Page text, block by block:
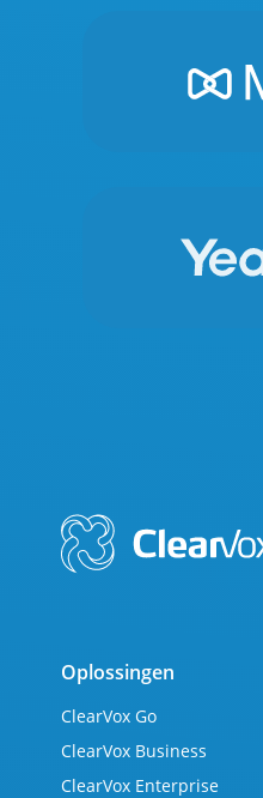
Oplossingen
ClearVox Go
ClearVox Business
ClearVox Enterprise